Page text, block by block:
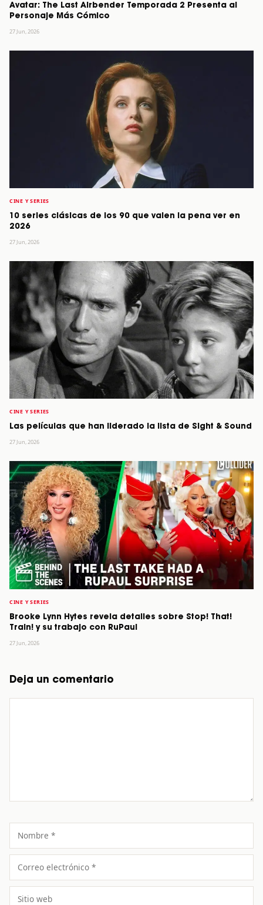
Avatar: The Last Airbender Temporada 2 Presenta al
Personaje Más Cómico
27 Jun, 2026
CINE Y SERIES
10 series clásicas de los 90 que valen la pena ver en
2026
27 Jun, 2026
CINE Y SERIES
Las películas que han liderado la lista de Sight & Sound
27 Jun, 2026
CINE Y SERIES
Brooke Lynn Hytes revela detalles sobre Stop! That!
Train! y su trabajo con RuPaul
27 Jun, 2026
Deja un comentario
Nombre
Correo
electrónico
Sitio